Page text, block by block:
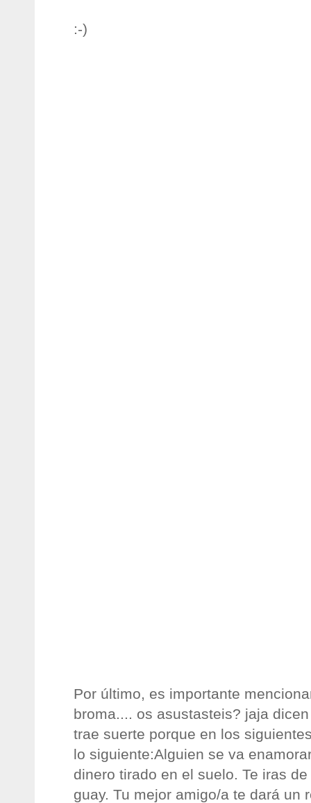
:-)
Por último, es importante
broma.... os asustasteis? jaja
trae suerte porque en los
lo siguiente:Alguien se va
dinero tirado en el suelo. Te iras
guay. Tu mejor amigo/a te dará un